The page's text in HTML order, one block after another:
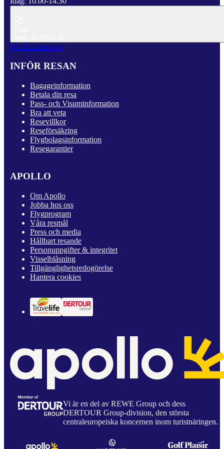
Till Kundservice
INFÖR RESAN
Bagageinformation
Betala din resa
Pass- och Visuminformation
Bra att veta
Resevillkor
Reseförsäkring
Flygbolagsinformation
Resegarantier
APOLLO
Om Apollo
Jobba hos oss
Flygprogram
Våra resmål
Press och media
Hållbart resande
Personuppgifter & integritet
Visselblåsning
Tillgänglighetsredogörelse
Hantera cookies
Vi är en del av REWE Group och dess
DERTOUR Group-division, den största
centraleuropeiska koncernen inom turistnäringen.